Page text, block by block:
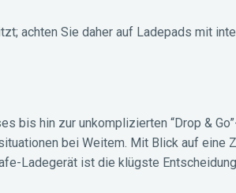
achten Sie daher auf Ladepads mit
bis hin zur unkomplizierten “Drop &
bei Weitem. Mit Blick auf eine
Ladegerät ist die klügste